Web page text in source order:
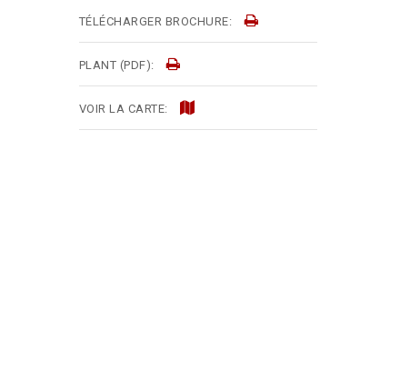
TÉLÉCHARGER BROCHURE:
PLANT (PDF):
VOIR LA CARTE: